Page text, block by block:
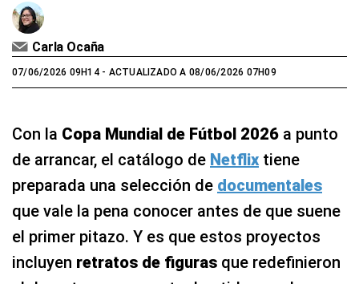
Carla Ocaña
07/06/2026 09H14- ACTUALIZADO A 08/06/2026 07H09
Con la Copa Mundial de Fútbol 2026 a punto
de arrancar, el catálogo de Netflix tiene
preparada una selección de documentales
que vale la pena conocer antes de que suene
el primer pitazo. Y es que estos proyectos
incluyen retratos de figuras que redefinieron